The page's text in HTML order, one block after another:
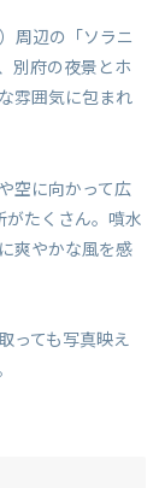
周辺の「ソラニ
別府の夜景とホ
雰囲気に包まれ
空に向かって広
たくさん。噴水
爽やかな風を感
っても写真映え